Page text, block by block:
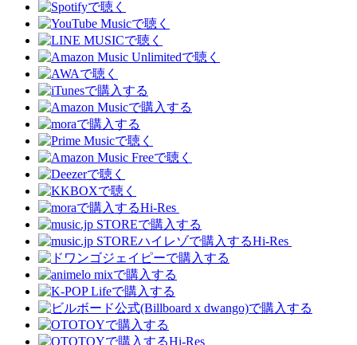
Hi-Res
Hi-Res
Hi-Res